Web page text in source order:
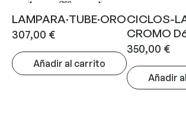
LAMPARA·TUBE·ORO
307,00 €
Añadir al carrito
CICLOS-
CROMO
350,00 €
Añadir